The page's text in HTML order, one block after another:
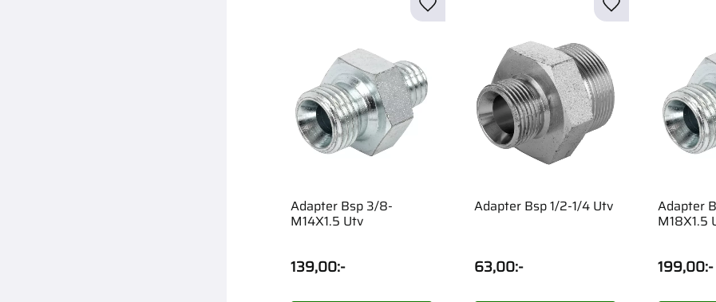
Adapter Bsp 3/8-
M14X1.5 Utv
139,00:-
Adapter Bsp 1/2-1/4 Utv
63,00:-
Adapter
M18X1.5
199,00:-